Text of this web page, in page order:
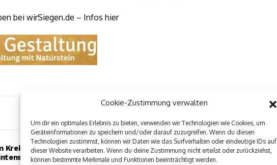
Cookie-Zustimmung verwalten
Um dir ein optimales Erlebnis zu bieten, verwenden wir Technologien wie Cookies, um
Geräteinformationen zu speichern und/oder darauf zuzugreifen. Wenn du diesen
Technologien zustimmst, können wir Daten wie das Surfverhalten oder eindeutige IDs auf
dieser Website verarbeiten. Wenn du deine Zustimmung nicht erteilst oder zurückziehst,
können bestimmte Merkmale und Funktionen beeinträchtigt werden.
bei wirSiegen.de – Infos hier
Kreis SI aktuell
Nächster Beitrag
Verkehrsunfall mit Personenschaden -19-
jähriger Fahrer alkoholisiert, Pkw nicht